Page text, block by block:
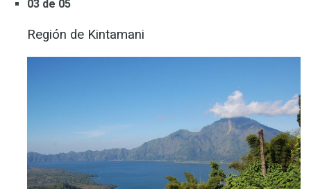
03 de 05
Región de Kintamani